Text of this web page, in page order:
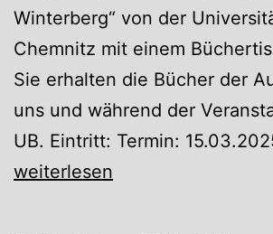
Winterberg“ von der
Chemnitz mit einem
Sie erhalten die Bücher der
uns und während der
UB. Eintritt: Termin:
weiterlesen